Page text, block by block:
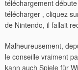
téléchargement
télécharger , cliquez
de Nintendo, il fallait
Malheureusement,
le conseille vraiment
kann auch Spiele für